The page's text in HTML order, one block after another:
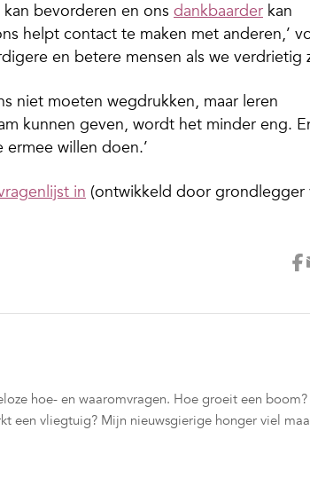
bevorderen en ons dankbaarder kan
helpt contact te maken met anderen,’
en betere mensen als we verdrietig
niet moeten wegdrukken, maar leren
kunnen geven, wordt het minder eng.
willen doen.’
in (ontwikkeld door grondlegger
hoe- en waaromvragen. Hoe groeit een boom?
een vliegtuig? Mijn nieuwsgierige honger viel